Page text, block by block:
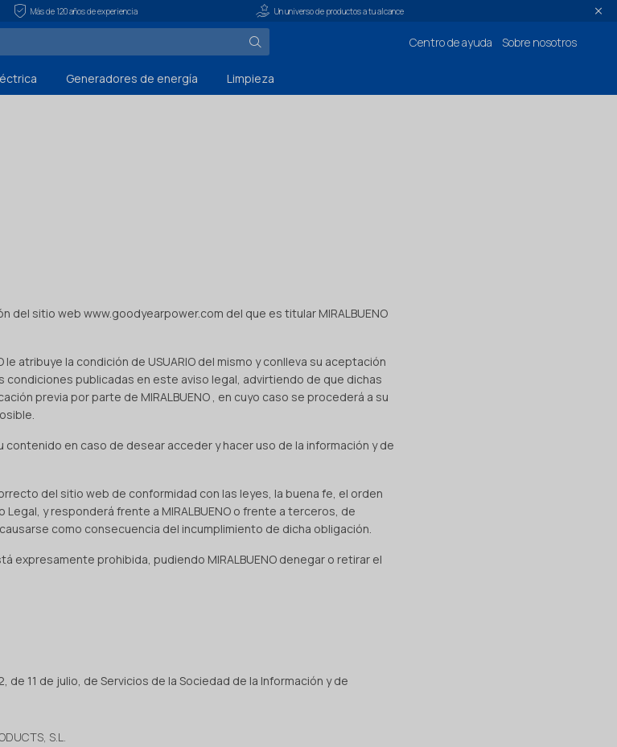
Más de 120 años de experiencia Un universo de productos a tu alcance
Centro de ayuda Sobre nosotros
Generadores de energía Limpieza
del sitio web www.goodyearpower.com del que es titular MIRALBUENO
le atribuye la condición de USUARIO del mismo y conlleva su aceptación
condiciones publicadas en este aviso legal, advirtiendo de que dichas
previa por parte de MIRALBUENO , en cuyo caso se procederá a su
en caso de desear acceder y hacer uso de la información y de
del sitio web de conformidad con las leyes, la buena fe, el orden
y responderá frente a MIRALBUENO o frente a terceros, de
como consecuencia del incumplimiento de dicha obligación.
expresamente prohibida, pudiendo MIRALBUENO denegar o retirar el
de 11 de julio, de Servicios de la Sociedad de la Información y de
S.L.